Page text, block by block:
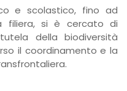
e scolastico, fino ad
filiera, si è cercato di
della biodiversità
il coordinamento e la